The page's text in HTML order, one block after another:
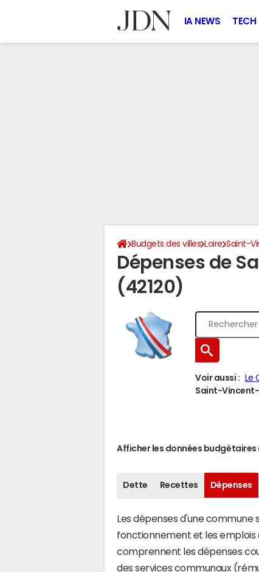
IA NEWS TECH
Budgets des villes Loire Saint-
Dépenses de
(42120)
Voir aussi : Le
Saint-Vincent-
Afficher les données budgétaires
Dette Recettes Dépenses
Les dépenses d'une commune
fonctionnement et les emplois
comprennent les dépenses
des services communaux